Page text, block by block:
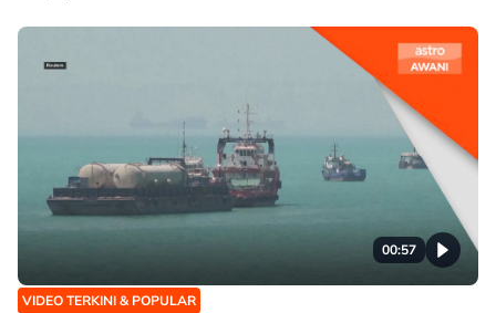
00:57
VIDEO TERKINI & POPULAR